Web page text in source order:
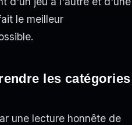
le meilleur
les catégories
une lecture honnête de